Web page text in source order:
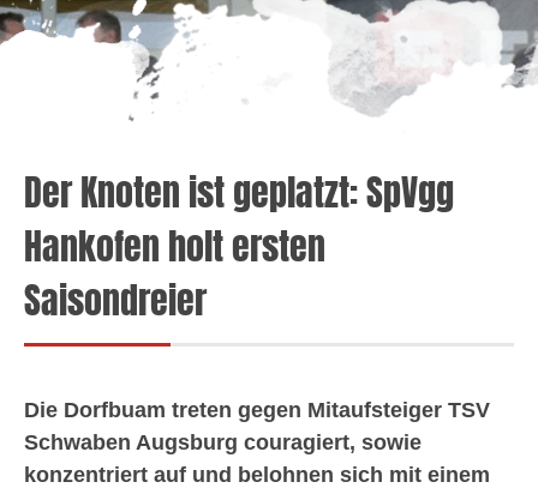
Der Knoten ist geplatzt: SpVgg
Hankofen holt ersten
Saisondreier
Die Dorfbuam treten gegen Mitaufsteiger TSV
Schwaben Augsburg couragiert, sowie
konzentriert auf und belohnen sich mit einem